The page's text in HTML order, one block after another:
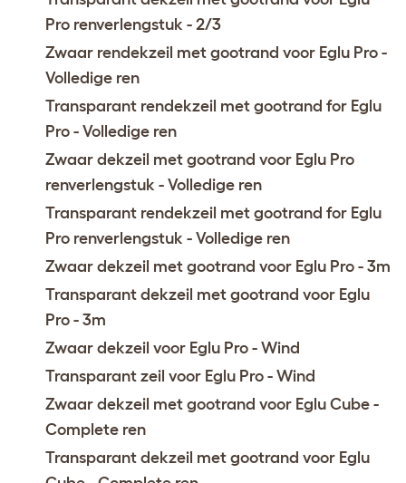
Pro renverlengstuk - 2/3
Zwaar rendekzeil met gootrand voor Eglu Pro -
Volledige ren
Transparant rendekzeil met gootrand for Eglu
Pro - Volledige ren
Zwaar dekzeil met gootrand voor Eglu Pro
renverlengstuk - Volledige ren
Transparant rendekzeil met gootrand for Eglu
Pro renverlengstuk - Volledige ren
Zwaar dekzeil met gootrand voor Eglu Pro - 3m
Transparant dekzeil met gootrand voor Eglu
Pro - 3m
Zwaar dekzeil voor Eglu Pro - Wind
Transparant zeil voor Eglu Pro - Wind
Zwaar dekzeil met gootrand voor Eglu Cube -
Complete ren
Transparant dekzeil met gootrand voor Eglu